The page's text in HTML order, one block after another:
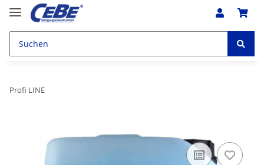
Profi LINE